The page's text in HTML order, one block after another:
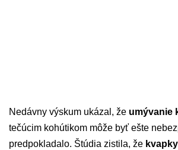
Nedávny výskum ukázal, že umývanie
tečúcim kohútikom môže byť ešte
predpokladalo. Štúdia zistila, že